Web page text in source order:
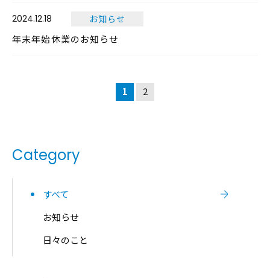
2024.12.18 お知らせ
年末年始休業のお知らせ
1 2
Category
すべて
お知らせ
日々のこと